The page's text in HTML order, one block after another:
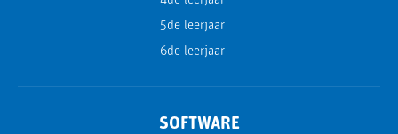
5de leerjaar
6de leerjaar
SOFTWARE